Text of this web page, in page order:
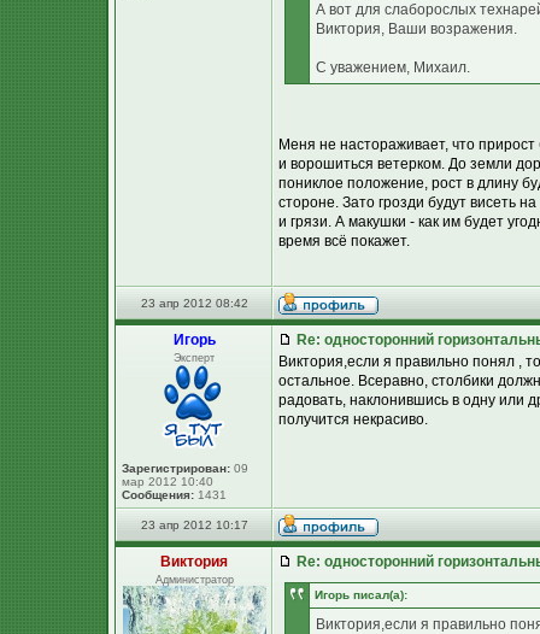
А вот для слаборослых
Виктория, Ваши возражения.
С уважением, Михаил.
Меня не настораживает, что прирост
и ворошиться ветерком. До земли
пониклое положение, рост в длину
стороне. Зато грозди будут висеть
и грязи. А макушки - как им будет
время всё покажет.
23 апр 2012 08:42
Игорь
Эксперт
Зарегистрирован: 09
мар 2012 10:40
Сообщения: 1431
Re: односторонний
Виктория,если я правильно понял ,
остальное. Всеравно, столбики
радовать, наклонившись в одну или
получится некрасиво.
23 апр 2012 10:17
Виктория
Администратор
Re: односторонний
Игорь писал(а):
Виктория,если я правильно